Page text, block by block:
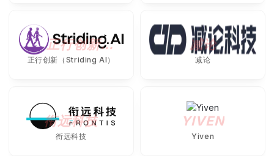
正行创新
（STRIDING AI）
正行创新（Striding AI）
减论
减论
衔远科技
衔远科技
YIVEN
Yiven